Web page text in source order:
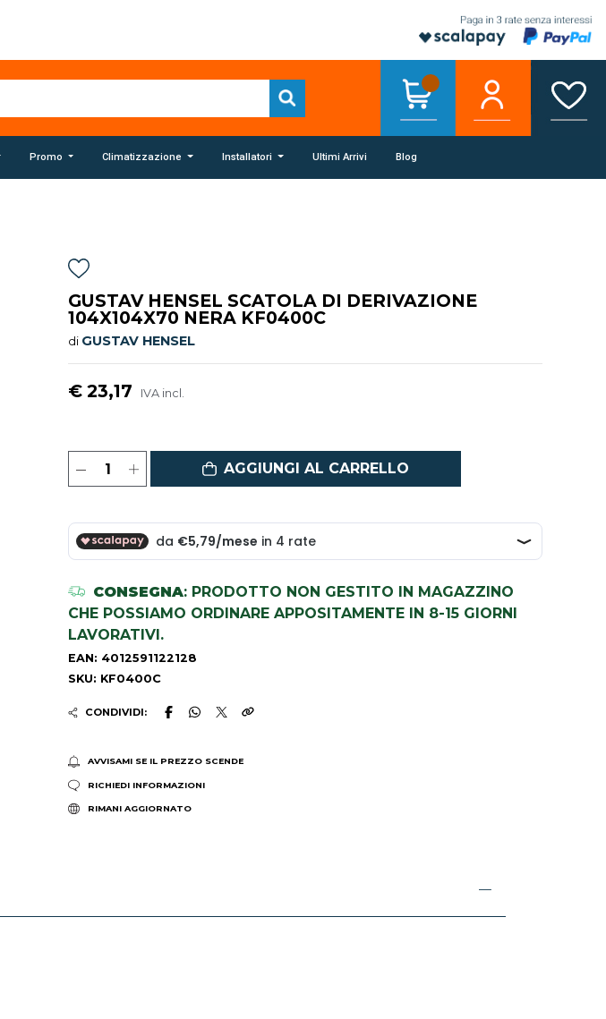
Promo Climatizzazione Installatori Ultimi Arrivi Blog
GUSTAV HENSEL SCATOLA DI DERIVAZIONE
104X104X70 NERA KF0400C
di GUSTAV HENSEL
€ 23,17 IVA incl.
AGGIUNGI AL CARRELLO
CONSEGNA: PRODOTTO NON GESTITO IN MAGAZZINO
CHE POSSIAMO ORDINARE APPOSITAMENTE IN 8-15 GIORNI
LAVORATIVI.
EAN: 4012591122128
SKU: KF0400C
CONDIVIDI:
AVVISAMI SE IL PREZZO SCENDE
RICHIEDI INFORMAZIONI
RIMANI AGGIORNATO